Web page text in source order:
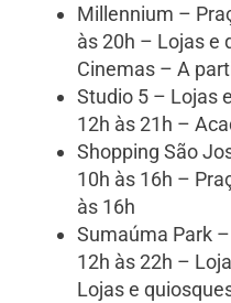
Millennium –
às 20h – Lojas e
Cinemas – A
Studio 5 – Lojas
12h às 21h –
Shopping São
10h às 16h –
às 16h
Sumaúma Park
12h às 22h –
Lojas e